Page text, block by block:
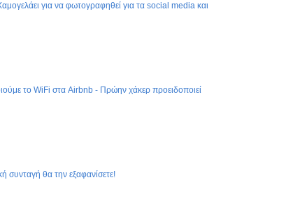
για να φωτογραφηθεί για τα social media και
το WiFi στα Airbnb - Πρώην χάκερ προειδοποιεί
συνταγή θα την εξαφανίσετε!